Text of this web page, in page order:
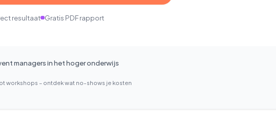
resultaat Gratis PDF rapport
managers in het hoger onderwijs
workshops – ontdek wat no-shows je kosten